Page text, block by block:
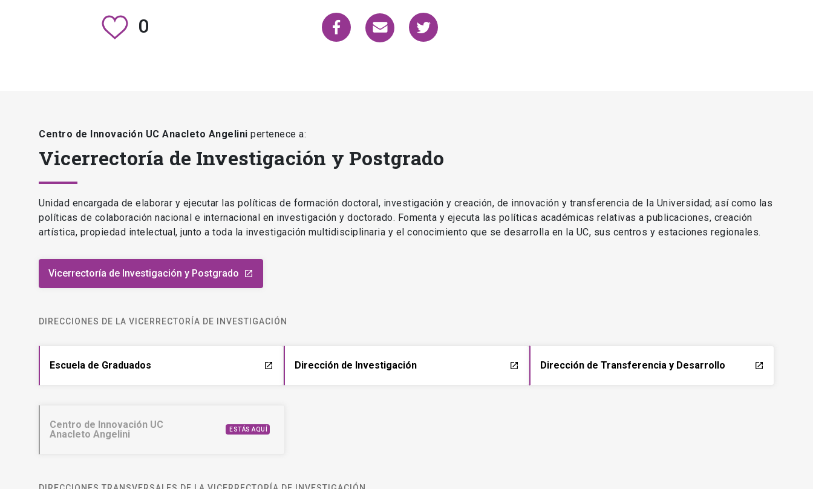
0
Centro de Innovación UC Anacleto Angelini pertenece a:
Vicerrectoría de Investigación y Postgrado
Unidad encargada de elaborar y ejecutar las políticas de formación doctoral, investigación y creación, de innovación y transferencia de la Universidad; así como las
políticas de colaboración nacional e internacional en investigación y doctorado. Fomenta y ejecuta las políticas académicas relativas a publicaciones, creación
artística, propiedad intelectual, junto a toda la investigación multidisciplinaria y el conocimiento que se desarrolla en la UC, sus centros y estaciones regionales.
Vicerrectoría de Investigación y Postgrado launch
DIRECCIONES DE LA VICERRECTORÍA DE INVESTIGACIÓN
Escuela de Graduados launch Dirección de Investigación launch Dirección de Transferencia y Desarrollo launch
Centro de Innovación UC
Anacleto Angelini
ESTÁS AQUÍ